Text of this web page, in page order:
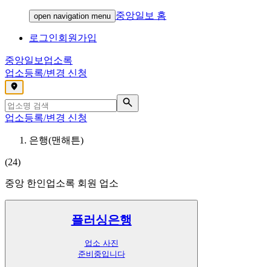
open navigation menu 중앙일보 홈
로그인회원가입
중앙일보 업소록
업소등록/변경 신청
,
업소등록/변경 신청
은행(맨해튼)
(24)
중앙 한인업소록 회원 업소
플러싱은행
업소 사진
준비중입니다